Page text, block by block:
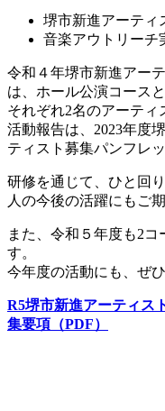
堺市新進アーティ
音楽アウトリーチ
令和４年堺市新進アー
は、ホール公演コース
それぞれ2名のアーティ
活動報告は、2023年度
ティスト募集パンフレ
研修を通じて、ひと回
人の今後の活躍にもご
また、令和５年度も2
す。
今年度の活動にも、ぜ
R5堺市新進アーティス
集要項（PDF）